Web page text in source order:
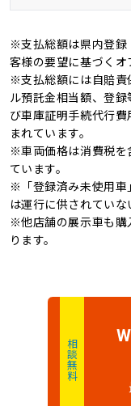
バ
オート
※支払総額は県内登録
客様の要望に基づくオ
※支払総額には自賠責
ル預託金相当額、登
び車庫証明手続代行
まれています。
※車両価格は消費税を
ています。
※「登録済み未使用車
は運行に供されていな
※他店舗の展示車も購
ります。
相談無料